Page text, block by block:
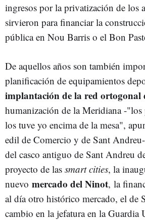
ingresos por la privatización de los
sirvieron para financiar la
pública en Nou Barris o el Bon
De aquellos años son también
planificación de equipamientos
implantación de la red ortogonal
humanización de la Meridiana -
los tuve yo encima de la mesa",
edil de Comercio y de Sant
del casco antiguo de Sant Andreu
proyecto de las smart cities, la
nuevo mercado del Ninot, la
al día otro histórico mercado, el de
cambio en la jefatura en la Guardia